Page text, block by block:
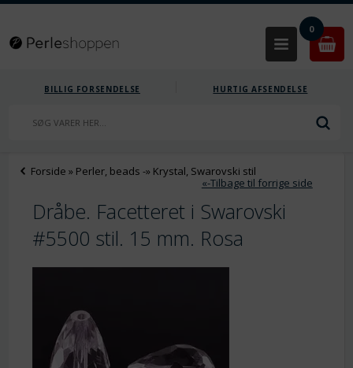
0
BILLIG FORSENDELSE HURTIG AFSENDELSE
Forside » Perler, beads -» Krystal, Swarovski stil
«-Tilbage til forrige side
Dråbe. Facetteret i Swarovski
#5500 stil. 15 mm. Rosa